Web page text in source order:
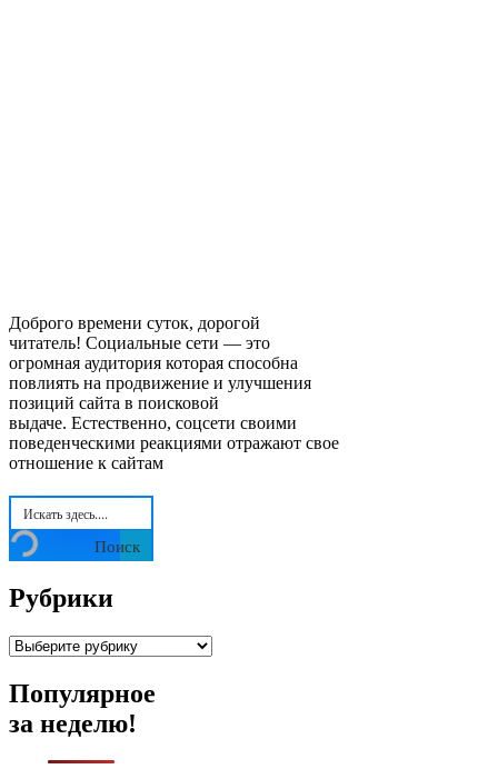
Доброго времени суток, дорогой
читатель! Социальные сети — это
огромная аудитория которая способна
повлиять на продвижение и улучшения
позиций сайта в поисковой
выдаче. Естественно, соцсети своими
поведенческими реакциями отражают свое
отношение к сайтам
Поиск
Рубрики
Рубрики
Популярное
за неделю!